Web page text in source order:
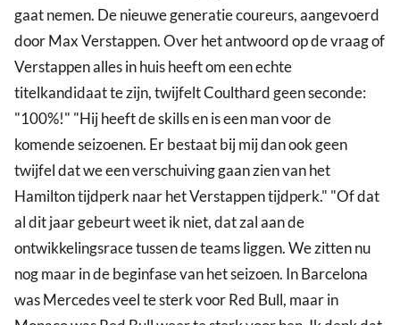
gaat nemen. De nieuwe generatie coureurs, aangevoerd
door Max Verstappen. Over het antwoord op de vraag of
Verstappen alles in huis heeft om een echte
titelkandidaat te zijn, twijfelt Coulthard geen seconde:
"100%!" "Hij heeft de skills en is een man voor de
komende seizoenen. Er bestaat bij mij dan ook geen
twijfel dat we een verschuiving gaan zien van het
Hamilton tijdperk naar het Verstappen tijdperk." "Of dat
al dit jaar gebeurt weet ik niet, dat zal aan de
ontwikkelingsrace tussen de teams liggen. We zitten nu
nog maar in de beginfase van het seizoen. In Barcelona
was Mercedes veel te sterk voor Red Bull, maar in